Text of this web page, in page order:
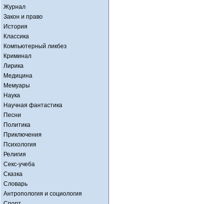
Журнал
Закон и право
История
Классика
Компьютерный ликбез
Криминал
Лирика
Медицина
Мемуары
Наука
Научная фантастика
Песни
Политика
Приключения
Психология
Религия
Секс-учеба
Сказка
Словарь
Антропология и социология